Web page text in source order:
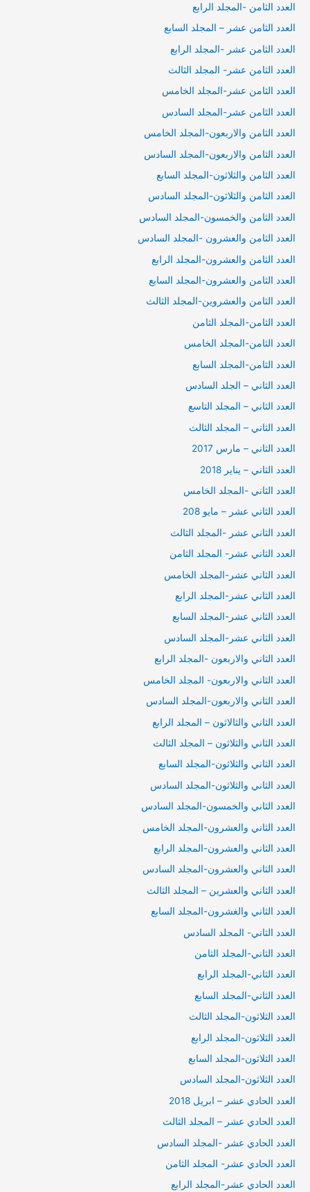
العدد الثامن -المجلد الرابع
العدد الثامن عشر – المجلد السابع
العدد الثامن عشر -المجلد الرابع
العدد الثامن عشر- المجلد الثالث
العدد الثامن عشر-المجلد الخامس
العدد الثامن عشر-المجلد السادس
العدد الثامن والاربعون-المجلد الخامس
العدد الثامن والاربعون-المجلد السادس
العدد الثامن والثلاثون-المجلد السابع
العدد الثامن والثلاثون-المجلد السادس
العدد الثامن والخمسون-المجلد السادس
العدد الثامن والعشرون -المجلد السادس
العدد الثامن والعشرون-المجلد الرابع
العدد الثامن والعشرون-المجلد السابع
العدد الثامن والعشروين-المجلد الثالث
العدد الثامن-المجلد الثامن
العدد الثامن-المجلد الخامس
العدد الثامن-المجلد السابع
العدد الثاني – الجلد السادس
العدد الثاني – المجلد التاسع
العدد الثاني – المجلد الثالث
العدد الثاني – مارس 2017
العدد الثاني – يناير 2018
العدد الثاني -المجلد الخامس
العدد الثاني عشر – مايو 208
العدد الثاني عشر -المجلد الثالث
العدد الثاني عشر- المجلد الثامن
العدد الثاني عشر-المجلد الخامس
العدد الثاني عشر-المجلد الرابع
العدد الثاني عشر-المجلد السابع
العدد الثاني عشر-المجلد السادس
العدد الثاني والاربعون -المجلد الرابع
العدد الثاني والاربعون- المجلد الخامس
العدد الثاني والاربعون-المجلد السادس
العدد الثاني والثالاثون – المجلد الرابع
العدد الثاني والثلاثون – المجلد الثالث
العدد الثاني والثلاثون-المجلد السابع
العدد الثاني والثلاثون-المجلد السادس
العدد الثاني والخمسون-المجلد السادس
العدد الثاني والعشرون-المجلد الخامس
العدد الثاني والعشرون-المجلد الرابع
العدد الثاني والعشرون-المجلد السادس
العدد الثاني والعشرين – المجلد الثالث
العدد الثاني والغشرون-المجلد السابع
العدد الثاني- المجلد السادس
العدد الثاني-المجلد الثامن
العدد الثاني-المجلد الرابع
العدد الثاني-المجلد السابع
العدد الثلاثون-المجلد الثالث
العدد الثلاثون-المجلد الرابع
العدد الثلاثون-المجلد السابع
العدد الثلاثون-المجلد السادس
العدد الحادي عشر – ابريل 2018
العدد الحادي عشر – المجلد الثالث
العدد الحادي عشر -المجلد السادس
العدد الحادي عشر- المجلد الثامن
العدد الحادي عشر-المجلد الرابع